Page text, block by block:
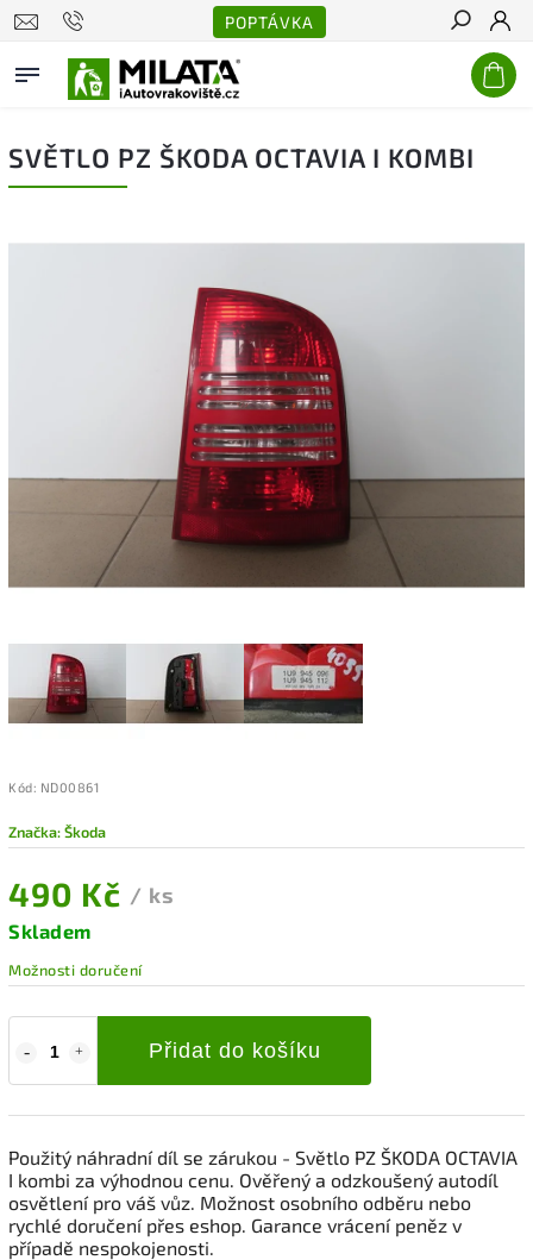
POPTÁVKA
Hledat
SVĚTLO PZ ŠKODA OCTAVIA I KOMBI
Kód: ND00861
Značka:Škoda
490 Kč / ks
Skladem
Možnosti doručení
Přidat do košíku
Použitý náhradní díl se zárukou - Světlo PZ ŠKODA OCTAVIA
I kombi za výhodnou cenu. Ověřený a odzkoušený autodíl
osvětlení pro váš vůz. Možnost osobního odběru nebo
rychlé doručení přes eshop. Garance vrácení peněz v
případě nespokojenosti.